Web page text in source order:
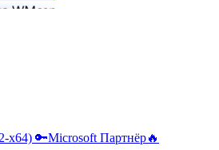
x64) 🔑Microsoft Партнёр🔥